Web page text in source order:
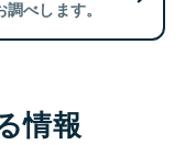
べします。
情報